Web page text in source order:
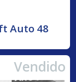
Auto 48
Vendido